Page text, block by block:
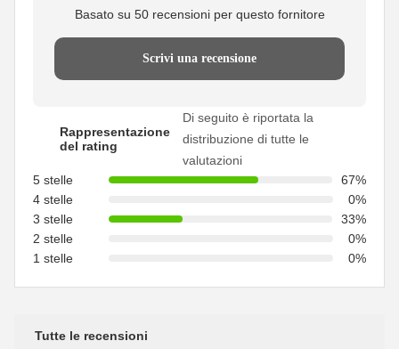
Basato su 50 recensioni per questo fornitore
Scrivi una recensione
Rappresentazione
del rating
Di seguito è riportata la
distribuzione di tutte le
valutazioni
5 stelle
67%
4 stelle
0%
3 stelle
33%
2 stelle
0%
1 stelle
0%
Tutte le recensioni